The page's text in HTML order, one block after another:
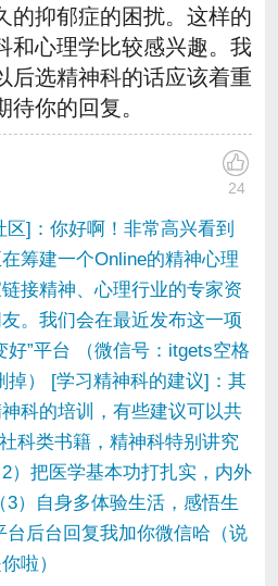
的抑郁症的困扰。这样的
和心理学比较感兴趣。我
后选精神科的话应该着重
你的回复。
24
]：你好啊！非常高兴看到
筹建一个Online的精神心理
接精神、心理行业的专家资
。我们会在最近发布这一项
好”平台 （微信号：itgets空格
掉） [学习精神科的建议]：其
科的培训，有些建议可以共
科类书籍，精神科特别讲究
）把医学基本功打扎实，内外
）自身多体验生活，感悟生
后台回复我加你微信哈（说
啦）